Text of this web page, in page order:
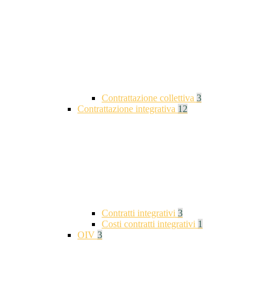
Contrattazione collettiva 3
Contrattazione integrativa 12
Contratti integrativi 3
Costi contratti integrativi 1
OIV 3